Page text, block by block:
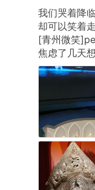
我们哭着降
却可以笑着
[青州微笑
焦虑了几天